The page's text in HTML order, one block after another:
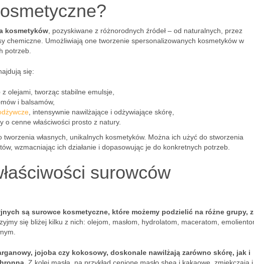
kosmetyków , pozyskiwane z różnorodnych źródeł – od naturalnych, przez
chemiczne. Umożliwiają one tworzenie spersonalizowanych kosmetyków w
potrzeb.
się:
olejami, tworząc stabilne emulsje,
i balsamów,
, intensywnie nawilżające i odżywiające skórę,
o cenne właściwości prosto z natury.
własnych, unikalnych kosmetyków. Można ich użyć do stworzenia
wzmacniając ich działanie i dopasowując je do konkretnych potrzeb.
surowców
są surowce kosmetyczne, które możemy podzielić na różne grupy, z
się bliżej kilku z nich: olejom, masłom, hydrolatom, maceratom,
jojoba czy kokosowy, doskonale nawilżają zarówno skórę, jak i